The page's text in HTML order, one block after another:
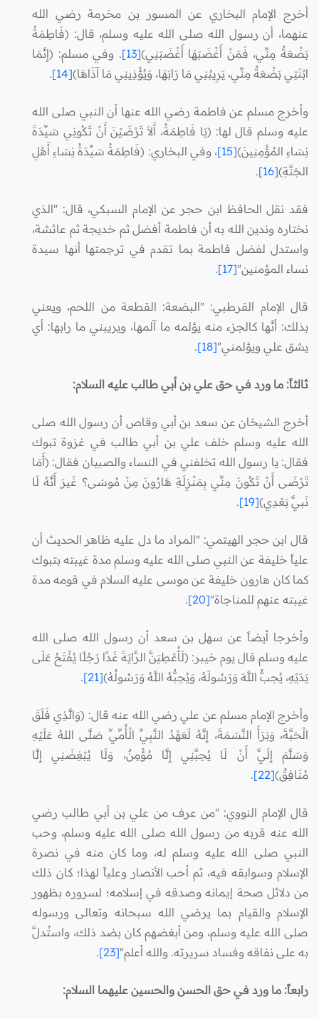
أخرج الإمام البخاري عن المسور بن مخرمة رضي الله
عنهما، أن رسول الله صلى الله عليه وسلم، قال: (فَاطِمَةُ
بَضْعَةٌ مِنِّي، فَمَنْ أَغْضَبَهَا أَغْضَبَنِي)[13]
. وفي مسلم: (إِنَّمَا
ابْنَتِي بَضْعَةٌ مِنِّي، يَرِيبُنِي مَا رَابَهَا، وَيُؤْذِينِي مَا آذَاهَا)[14]
.
وأخرج مسلم عن فاطمة رضي الله عنها أن النبي صلى الله
عليه وسلم قال لها: (يَا فَاطِمَةُ، أَلاَ تَرْضَيْنَ أَنْ تَكُونِي سَيِّدَةَ
نِسَاءِ المُؤْمِنِينَ)[15]
، وفي البخاري: (فَاطِمَةُ سَيِّدَةُ نِسَاءِ أَهْلِ
الجَنَّةِ)[16]
.
فقد نقل الحافظ ابن حجر عن الإمام السبكي، قال: "الذي
نختاره وندين الله به أن فاطمة أفضل ثم خديجة ثم عائشة،
واستدل لفضل فاطمة بما تقدم في ترجمتها أنها سيدة
نساء المؤمنين"[17]
.
قال الإمام القرطبي: "البضعة: القطعة من اللحم، ويعني
بذلك: أنَّها كالجزء منه يؤلمه ما آلمها، ويريبني ما رابها: أي
يشق علي ويؤلمني"[18]
.
ثالثاً: ما ورد في حق علي بن أبي طالب عليه السلام:
أخرج الشيخان عن سعد بن أبي وقاص أن رسول الله صلى
الله عليه وسلم خلف علي بن أبي طالب في غزوة تبوك
فقال: يا رسول الله تخلفني في النساء والصبيان فقال: (أَمَا
تَرْضَى أَنْ تَكُونَ مِنِّي بِمَنْزِلَةِ هَارُونَ مِنْ مُوسَى؟ غَيرَ أَنَّهُ لَا
نَبيَّ بَعْدِي)[19]
.
قال ابن حجر الهيتمي: "المراد ما دل عليه ظاهر الحديث أن
علياً خليفة عن النبي صلى الله عليه وسلم مدة غيبته بتبوك
كما كان هارون خليفة عن موسى عليه السلام في قومه مدة
غيبته عنهم للمناجاة"[20]
.
وأخرجا أيضاً عن سهل بن سعد أن رسول الله صلى الله
عليه وسلم قال يوم خيبر: (لَأُعْطِيَنَّ الرَّايَةَ غَدًا رَجُلًا يُفْتَحُ عَلَى
يَدَيْهِ، يُحِبُّ اللَّهَ وَرَسُولَهُ، وَيُحِبُّهُ اللَّهُ وَرَسُولُهُ)[21]
.
وأخرج الإمام مسلم عن علي رضي الله عنه قال: (وَالَّذِي فَلَقَ
الْحَبَّةَ، وَبَرَأَ النَّسَمَةَ، إِنَّهُ لَعَهْدُ النَّبِيِّ الْأُمِّيِّ صَلَّى اللهُ عَلَيْهِ
وَسَلَّمَ إِلَيَّ أَنْ لَا يُحِبَّنِي إِلَّا مُؤْمِنٌ، وَلَا يُبْغِضَنِي إِلَّا
مُنَافِقٌ)[22]
.
قال الإمام النووي: "من عرف من علي بن أبي طالب رضي
الله عنه قربه من رسول الله صلى الله عليه وسلم، وحب
النبي صلى الله عليه وسلم له، وما كان منه في نصرة
الإسلام وسوابقه فيه، ثم أحب الأنصار وعلياً لهذا؛ كان ذلك
من دلائل صحة إيمانه وصدقه في إسلامه؛ لسروره بظهور
الإسلام والقيام بما يرضي الله سبحانه وتعالى ورسوله
صلى الله عليه وسلم، ومن أبغضهم كان بضد ذلك، واستُدلَّ
به على نفاقه وفساد سريرته. والله أعلم"[23]
.
رابعاً: ما ورد في حق الحسن والحسين عليهما السلام: